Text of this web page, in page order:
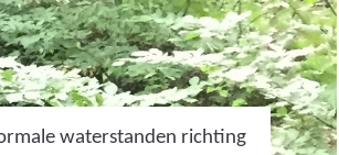
waterstanden richting